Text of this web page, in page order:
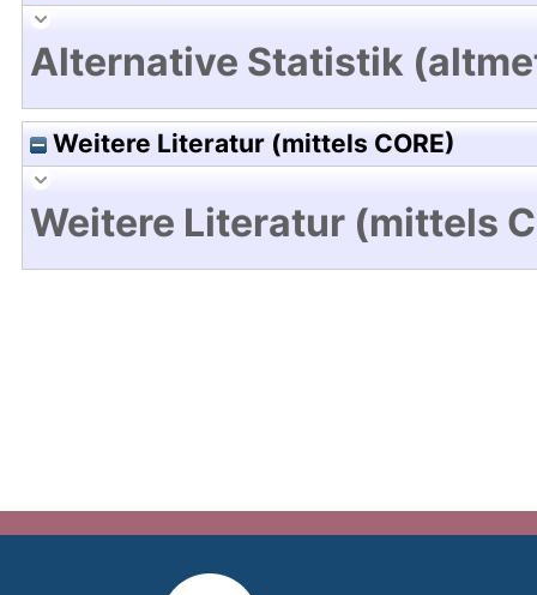
Alternative Statistik
Weitere Literatur (mittels CORE)
Weitere Literatur (mittels